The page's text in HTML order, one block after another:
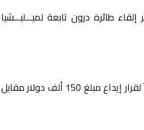
طائرة درون تابعة لميـ.ـليـ.ـشيا
- إضراب واعتصام للصرافين في مدينة الرقة أمام مبنى النقد والمدفوعات رفضاً لقرار إيداع مبلغ 150 ألف دولار مقابل